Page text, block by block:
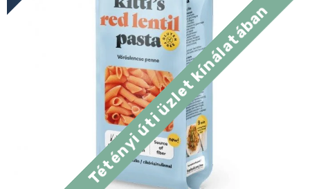
Tétényi úti üzlet kínálatában